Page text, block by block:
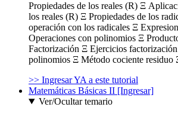
Propiedades de los reales (R) Ξ
los reales (R) Ξ Propiedades de los
operación con los radicales Ξ
Operaciones con polinomios Ξ
Factorización Ξ Ejercicios
polinomios Ξ Método cociente residuo
>> Ingresar YA a este tutorial
Matemáticas Básicas II [Ingresar]
Ver/Ocultar temario